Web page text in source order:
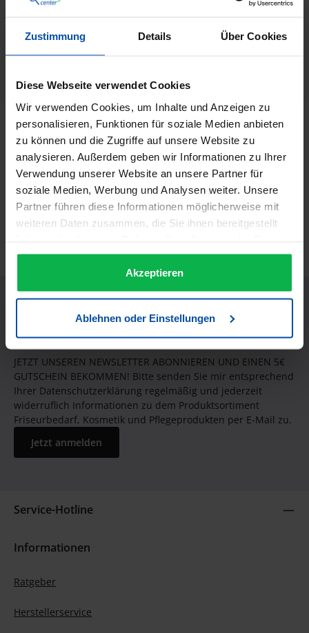
Zustimmung Details Über Cookies
Diese Webseite verwendet Cookies
Wir verwenden Cookies, um Inhalte und Anzeigen zu
personalisieren, Funktionen für soziale Medien anbieten
zu können und die Zugriffe auf unsere Website zu
analysieren. Außerdem geben wir Informationen zu Ihrer
Verwendung unserer Website an unsere Partner für
soziale Medien, Werbung und Analysen weiter. Unsere
Partner führen diese Informationen möglicherweise mit
weiteren Daten zusammen, die Sie ihnen bereitgestellt
gesammelt haben.
Akzeptieren
Ablehnen oder Einstellungen
Hersteller:
Beschreibung
BaByliss Pro Professioneller Keramik Lockenstab /
Thermestab / Fönbürste Professioneller Keramik
Lockenstab 32 mm…Mehr
Informationen zur Produktsicherheit
Trusted Shops Bewertungen
JETZT UNSEREN NEWSLETTER ABONNIEREN UND EINEN 5€
GUTSCHEIN BEKOMMEN! Bitte senden Sie mir entsprechend
Ihrer Datenschutzerklärung regelmäßig und jederzeit
widerruflich Informationen zu dem Produktsortiment
Friseurbedarf, Kosmetik und Pflegeprodukten per E-Mail zu.
Jetzt anmelden
Service-Hotline
Informationen
Ratgeber
Herstellerservice